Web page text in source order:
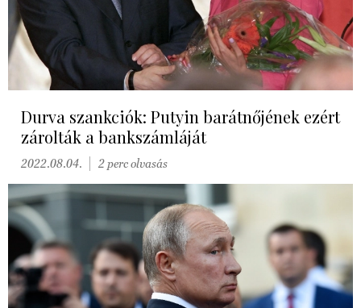
Durva szankciók: Putyin barátnőjének ezért
zárolták a bankszámláját
2022.08.04. 2 perc olvasás